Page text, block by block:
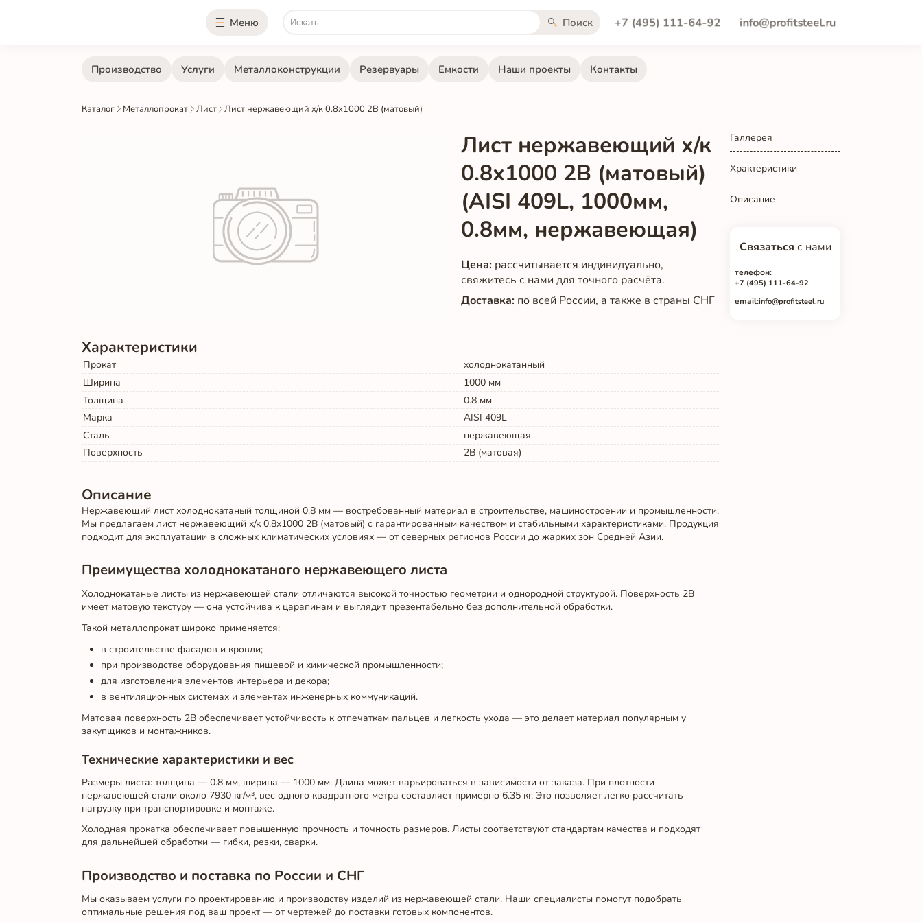
Меню Поиск +7 (495) 111-64-92 info@profitsteel.ru
Производство Услуги Металлоконструкции Резервуары Емкости Наши проекты Контакты
Каталог Металлопрокат Лист Лист нержавеющий х/к 0.8х1000 2B (матовый)
Лист нержавеющий х/к
0.8х1000 2B (матовый)
(AISI 409L, 1000мм,
0.8мм, нержавеющая)
Цена: рассчитывается индивидуально,
свяжитесь с нами для точного расчёта.
Доставка: по всей России, а также в страны СНГ
Галлерея
Храктеристики
Описание
Связаться с нами
телефон:
+7 (495) 111-64-92
email:info@profitsteel.ru
Характеристики
Прокат
холоднокатанный
Ширина
1000 мм
Толщина
0.8 мм
Марка
AISI 409L
Сталь
нержавеющая
Поверхность
2B (матовая)
Описание
Нержавеющий лист холоднокатаный толщиной 0.8 мм — востребованный материал в строительстве, машиностроении и промышленности.
Мы предлагаем лист нержавеющий х/к 0.8х1000 2B (матовый) с гарантированным качеством и стабильными характеристиками. Продукция
подходит для эксплуатации в сложных климатических условиях — от северных регионов России до жарких зон Средней Азии.
Преимущества холоднокатаного нержавеющего листа
Холоднокатаные листы из нержавеющей стали отличаются высокой точностью геометрии и однородной структурой. Поверхность 2B
имеет матовую текстуру — она устойчива к царапинам и выглядит презентабельно без дополнительной обработки.
Такой металлопрокат широко применяется:
в строительстве фасадов и кровли;
при производстве оборудования пищевой и химической промышленности;
для изготовления элементов интерьера и декора;
в вентиляционных системах и элементах инженерных коммуникаций.
Матовая поверхность 2B обеспечивает устойчивость к отпечаткам пальцев и легкость ухода — это делает материал популярным у
закупщиков и монтажников.
Технические характеристики и вес
Размеры листа: толщина — 0.8 мм, ширина — 1000 мм. Длина может варьироваться в зависимости от заказа. При плотности
нержавеющей стали около 7930 кг/м³, вес одного квадратного метра составляет примерно 6.35 кг. Это позволяет легко рассчитать
нагрузку при транспортировке и монтаже.
Холодная прокатка обеспечивает повышенную прочность и точность размеров. Листы соответствуют стандартам качества и подходят
для дальнейшей обработки — гибки, резки, сварки.
Производство и поставка по России и СНГ
Мы оказываем услуги по проектированию и производству изделий из нержавеющей стали. Наши специалисты помогут подобрать
оптимальные решения под ваш проект — от чертежей до поставки готовых компонентов.